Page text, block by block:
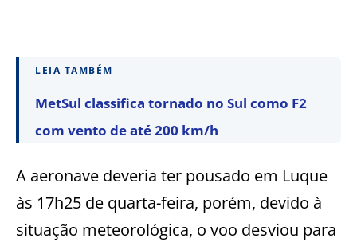
LEIA TAMBÉM
MetSul classifica tornado no Sul como F2
com vento de até 200 km/h
A aeronave deveria ter pousado em Luque
às 17h25 de quarta-feira, porém, devido à
situação meteorológica, o voo desviou para